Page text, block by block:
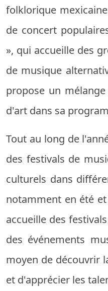
folklorique
de concert
», qui accueille des
de musique
propose un
d'art dans sa
Tout au long de
des festivals de
culturels dans
notamment en été
accueille des
des événements
moyen de découvrir
et d'apprécier les